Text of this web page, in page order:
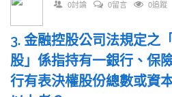
0討論 0留言 0追蹤
3. 金融控股公司法規定之
股」係指持有一銀行、保
行有表決權股份總數或資